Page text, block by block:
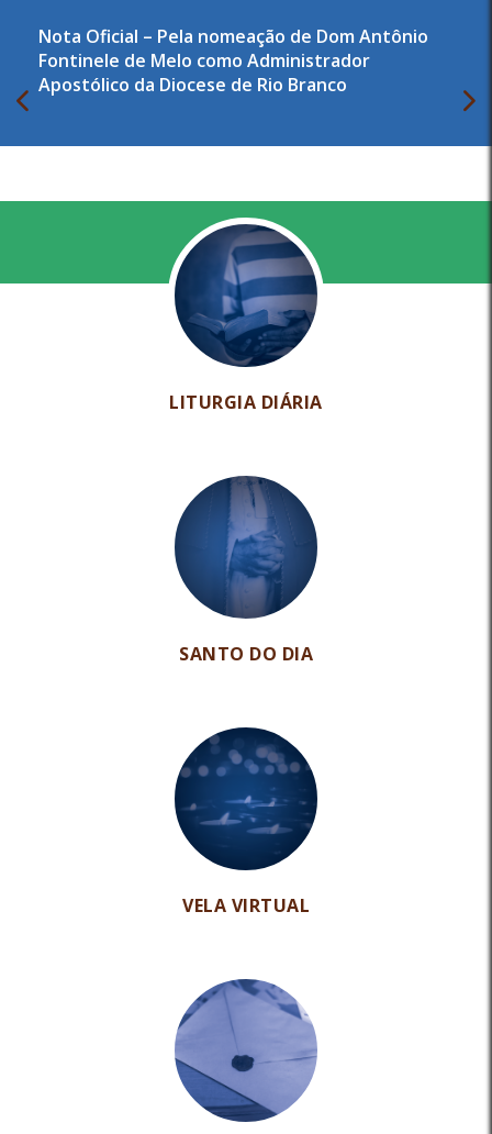
Nota Oficial – Pela nomeação de Dom Antônio
Fontinele de Melo como Administrador
Apostólico da Diocese de Rio Branco
LITURGIA DIÁRIA
SANTO DO DIA
VELA VIRTUAL